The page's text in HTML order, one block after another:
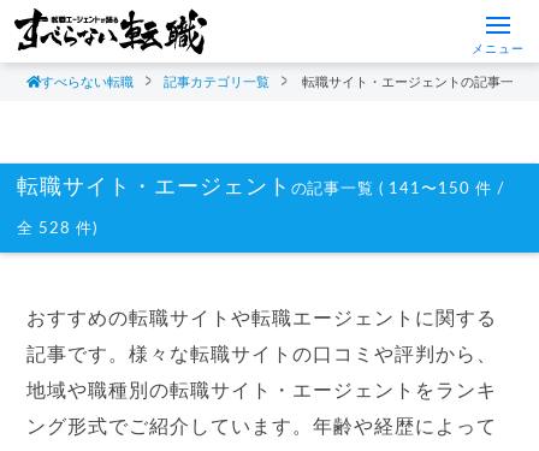
メニュー
すべらない転職 記事カテゴリ一覧 転職サイト・エージェントの記事一覧
転職サイト・エージェント の記事一覧 ( 141〜150 件 /
全 528 件)
おすすめの転職サイトや転職エージェントに関する
記事です。様々な転職サイトの口コミや評判から、
地域や職種別の転職サイト・エージェントをランキ
ング形式でご紹介しています。年齢や経歴によって